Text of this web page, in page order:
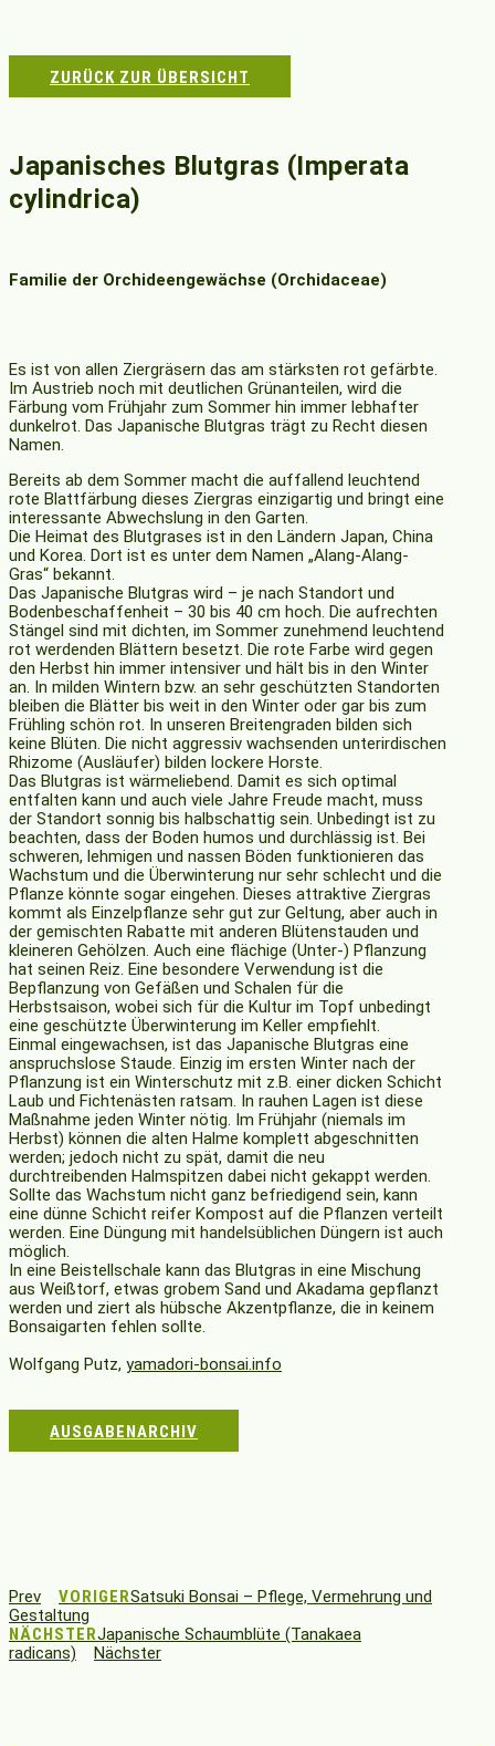
ZURÜCK ZUR ÜBERSICHT
Japanisches Blutgras (Imperata
cylindrica)
Familie der Orchideengewächse (Orchidaceae)
Es ist von allen Ziergräsern das am stärksten rot gefärbte.
Im Austrieb noch mit deutlichen Grünanteilen, wird die
Färbung vom Frühjahr zum Sommer hin immer lebhafter
dunkelrot. Das Japanische Blutgras trägt zu Recht diesen
Namen.
Bereits ab dem Sommer macht die auffallend leuchtend
rote Blattfärbung dieses Ziergras einzigartig und bringt eine
interessante Abwechslung in den Garten.
Die Heimat des Blutgrases ist in den Ländern Japan, China
und Korea. Dort ist es unter dem Namen „Alang-Alang-
Gras“ bekannt.
Das Japanische Blutgras wird – je nach Standort und
Bodenbeschaffenheit – 30 bis 40 cm hoch. Die aufrechten
Stängel sind mit dichten, im Sommer zunehmend leuchtend
rot werdenden Blättern besetzt. Die rote Farbe wird gegen
den Herbst hin immer intensiver und hält bis in den Winter
an. In milden Wintern bzw. an sehr geschützten Standorten
bleiben die Blätter bis weit in den Winter oder gar bis zum
Frühling schön rot. In unseren Breitengraden bilden sich
keine Blüten. Die nicht aggressiv wachsenden unterirdischen
Rhizome (Ausläufer) bilden lockere Horste.
Das Blutgras ist wärmeliebend. Damit es sich optimal
entfalten kann und auch viele Jahre Freude macht, muss
der Standort sonnig bis halbschattig sein. Unbedingt ist zu
beachten, dass der Boden humos und durchlässig ist. Bei
schweren, lehmigen und nassen Böden funktionieren das
Wachstum und die Überwinterung nur sehr schlecht und die
Pflanze könnte sogar eingehen. Dieses attraktive Ziergras
kommt als Einzelpflanze sehr gut zur Geltung, aber auch in
der gemischten Rabatte mit anderen Blütenstauden und
kleineren Gehölzen. Auch eine flächige (Unter-) Pflanzung
hat seinen Reiz. Eine besondere Verwendung ist die
Bepflanzung von Gefäßen und Schalen für die
Herbstsaison, wobei sich für die Kultur im Topf unbedingt
eine geschützte Überwinterung im Keller empfiehlt.
Einmal eingewachsen, ist das Japanische Blutgras eine
anspruchslose Staude. Einzig im ersten Winter nach der
Pflanzung ist ein Winterschutz mit z.B. einer dicken Schicht
Laub und Fichtenästen ratsam. In rauhen Lagen ist diese
Maßnahme jeden Winter nötig. Im Frühjahr (niemals im
Herbst) können die alten Halme komplett abgeschnitten
werden; jedoch nicht zu spät, damit die neu
durchtreibenden Halmspitzen dabei nicht gekappt werden.
Sollte das Wachstum nicht ganz befriedigend sein, kann
eine dünne Schicht reifer Kompost auf die Pflanzen verteilt
werden. Eine Düngung mit handelsüblichen Düngern ist auch
möglich.
In eine Beistellschale kann das Blutgras in eine Mischung
aus Weißtorf, etwas grobem Sand und Akadama gepflanzt
werden und ziert als hübsche Akzentpflanze, die in keinem
Bonsaigarten fehlen sollte.
Wolfgang Putz, yamadori-bonsai.info
AUSGABENARCHIV
Prev VORIGERSatsuki Bonsai – Pflege, Vermehrung und
Gestaltung
NÄCHSTERJapanische Schaumblüte (Tanakaea
radicans)
Nächster